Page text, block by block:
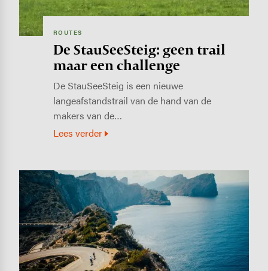
ROUTES
De StauSeeSteig: geen trail
maar een challenge
De StauSeeSteig is een nieuwe
langeafstandstrail van de hand van de
makers van de…
Lees verder
Image